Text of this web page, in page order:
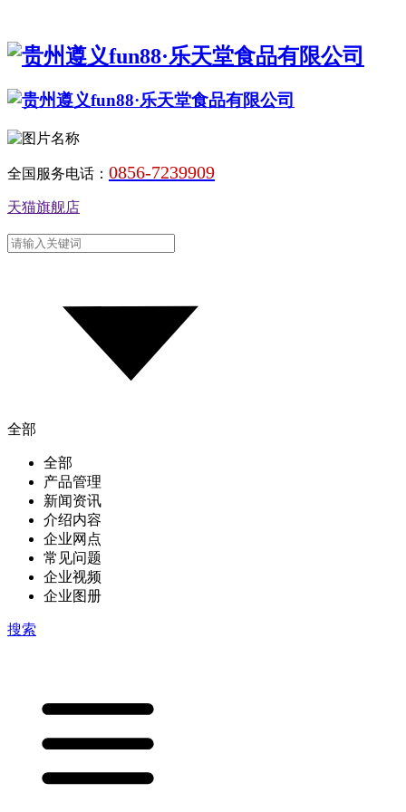
全国服务电话： 0856-7239909
天猫旗舰店
全部
全部
产品管理
新闻资讯
介绍内容
企业网点
常见问题
企业视频
企业图册
搜索